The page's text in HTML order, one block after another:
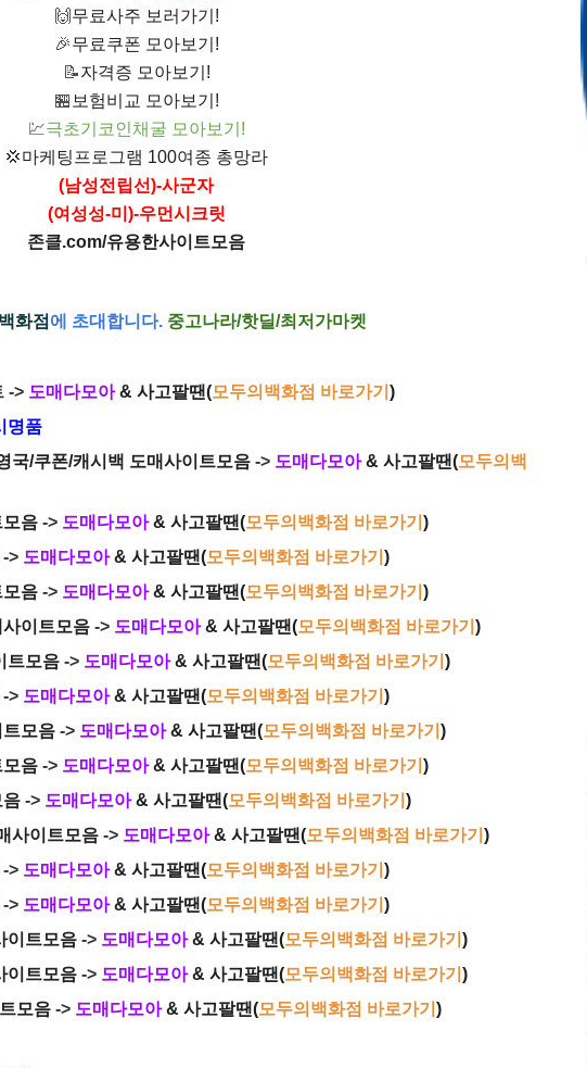
🙌 무료사주 보러가기!
🎉무료쿠폰 모아보기!
📝자격증 모아보기!
🏪 보험비교 모아보기!
💹극초기코인채굴 모아보기!
💢마케팅프로그램 100여종 총망라
(남성전립선)-사군자
(여성성-미)-우먼시크릿
존클.com/유용한사이트모음
화점 에 초대합니다. 중고나라/핫딜/최저가마켓
-> 도매다모아 & 사고팔땐(모두의백화점 바로가기 )
명품
국/쿠폰/캐시백 도매사이트모음-> 도매다모아 & 사고팔땐(모두의백
음-> 도매다모아 & 사고팔땐(모두의백화점 바로가기 )
> 도매다모아 & 사고팔땐(모두의백화점 바로가기 )
음-> 도매다모아 & 사고팔땐(모두의백화점 바로가기 )
이트모음-> 도매다모아 & 사고팔땐(모두의백화점 바로가기 )
트모음-> 도매다모아 & 사고팔땐(모두의백화점 바로가기 )
> 도매다모아 & 사고팔땐(모두의백화점 바로가기 )
모음-> 도매다모아 & 사고팔땐(모두의백화점 바로가기 )
음-> 도매다모아 & 사고팔땐(모두의백화점 바로가기 )
음-> 도매다모아 & 사고팔땐(모두의백화점 바로가기 )
사이트모음-> 도매다모아 & 사고팔땐(모두의백화점 바로가기 )
> 도매다모아 & 사고팔땐(모두의백화점 바로가기 )
> 도매다모아 & 사고팔땐(모두의백화점 바로가기 )
이트모음-> 도매다모아 & 사고팔땐(모두의백화점 바로가기 )
이트모음-> 도매다모아 & 사고팔땐(모두의백화점 바로가기 )
모음-> 도매다모아 & 사고팔땐(모두의백화점 바로가기 )